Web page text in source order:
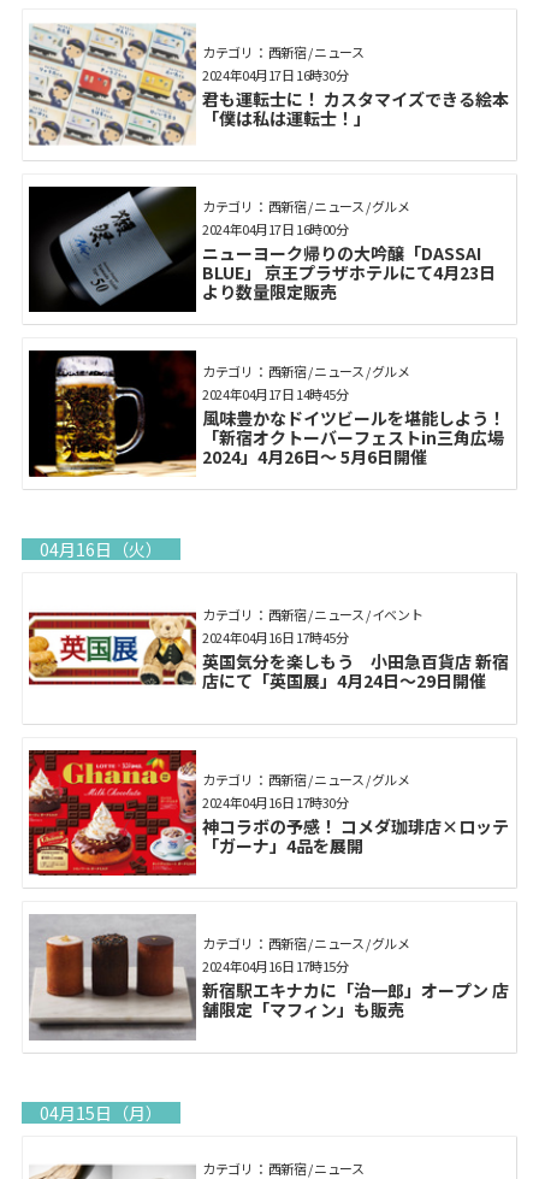
カテゴリ： 西新宿 / ニュース
君も運転士に！ カスタマイズできる絵本
「僕は私は運転士！」
2024年04月17日 16時30分
カテゴリ： 西新宿 / ニュース / グルメ
ニューヨーク帰りの大吟醸「DASSAI
BLUE」 京王プラザホテルにて4月23日
より数量限定販売
2024年04月17日 16時00分
カテゴリ： 西新宿 / ニュース / グルメ
風味豊かなドイツビールを堪能しよう！
「新宿オクトーバーフェストin三角広場
2024」4月26日〜 5月6日開催
2024年04月17日 14時45分
04月16日（火）
カテゴリ： 西新宿 / ニュース / イベント
英国気分を楽しもう 小田急百貨店 新宿
店にて「英国展」4月24日～29日開催
2024年04月16日 17時45分
カテゴリ： 西新宿 / ニュース / グルメ
神コラボの予感！ コメダ珈琲店×ロッテ
「ガーナ」4品を展開
2024年04月16日 17時30分
カテゴリ： 西新宿 / ニュース / グルメ
新宿駅エキナカに「治一郎」オープン 店
舗限定「マフィン」も販売
2024年04月16日 17時15分
04月15日（月）
カテゴリ： 西新宿 / ニュース